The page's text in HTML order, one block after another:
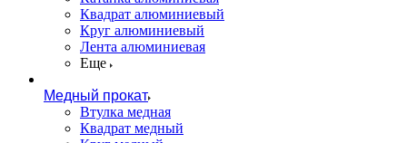
Квадрат алюминиевый
Круг алюминиевый
Лента алюминиевая
Еще
Медный прокат
Втулка медная
Квадрат медный